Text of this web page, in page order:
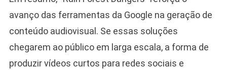
avanço das ferramentas da Google na geração de
conteúdo audiovisual. Se essas soluções
chegarem ao público em larga escala, a forma de
produzir vídeos curtos para redes sociais e